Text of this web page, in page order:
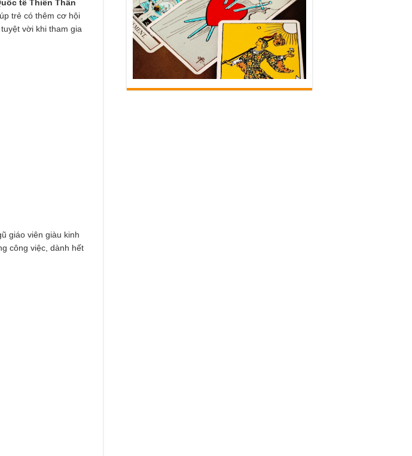
tế Thiên Thần
trẻ có thêm cơ hội
vời khi tham gia
giáo viên giàu kinh
công việc, dành hết